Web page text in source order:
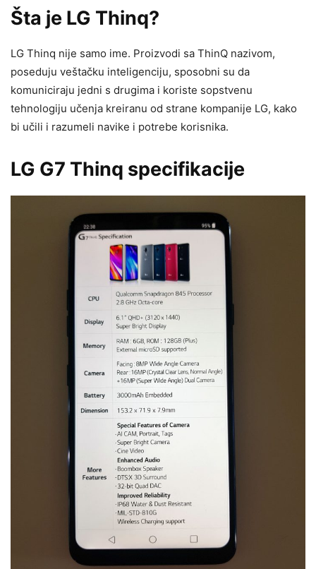
Šta je LG Thinq?
LG Thinq nije samo ime. Proizvodi sa ThinQ nazivom,
poseduju veštačku inteligenciju, sposobni su da
komuniciraju jedni s drugima i koriste sopstvenu
tehnologiju učenja kreiranu od strane kompanije LG, kako
bi učili i razumeli navike i potrebe korisnika.
LG G7 Thinq specifikacije